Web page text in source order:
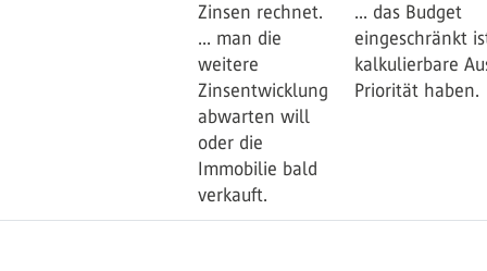
Zinsen rechnet.
... man die
weitere
Zinsentwicklung
abwarten will
oder die
Immobilie bald
verkauft.
... das Budget
eingeschränkt
kalkulierbare
Priorität haben.